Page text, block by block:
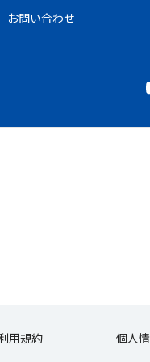
お問い合わせ
用規約 個人